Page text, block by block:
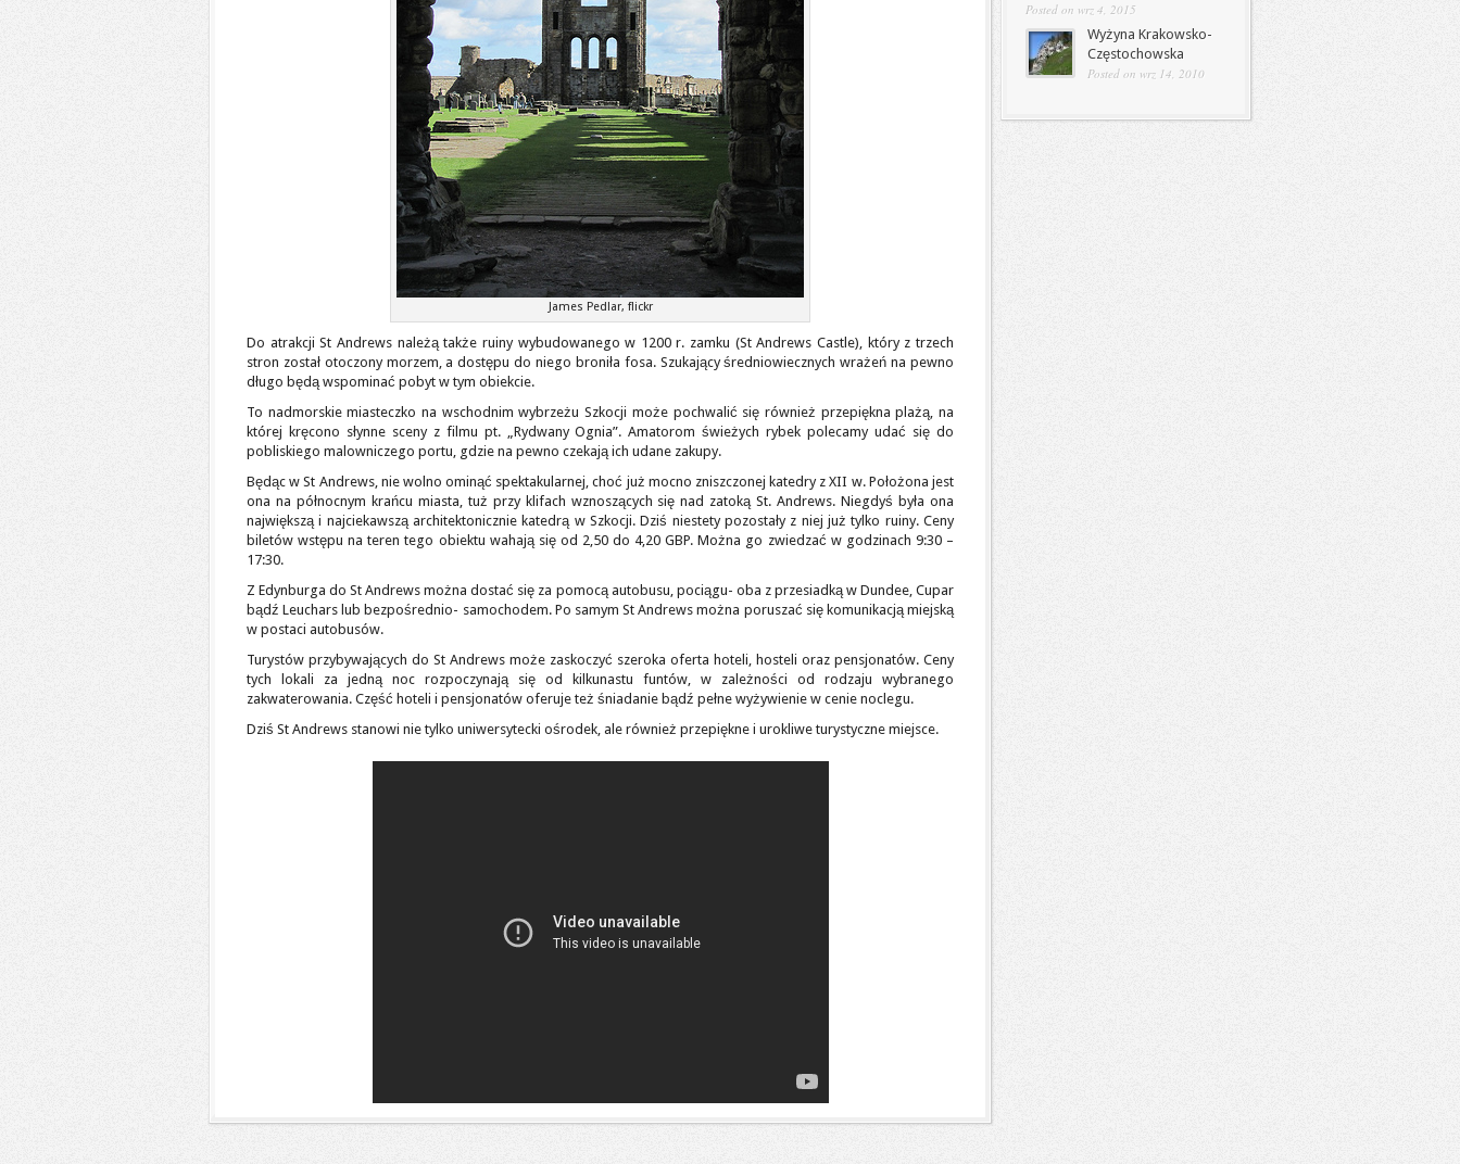
James Pedlar, flickr
Do atrakcji St Andrews należą także ruiny wybudowanego w 1200 r. zamku (St Andrews Castle), który z trzech
stron został otoczony morzem, a dostępu do niego broniła fosa. Szukający średniowiecznych wrażeń na pewno
długo będą wspominać pobyt w tym obiekcie.
To nadmorskie miasteczko na wschodnim wybrzeżu Szkocji może pochwalić się również przepiękna plażą, na
której kręcono słynne sceny z filmu pt. „Rydwany Ognia”. Amatorom świeżych rybek polecamy udać się do
pobliskiego malowniczego portu, gdzie na pewno czekają ich udane zakupy.
Będąc w St Andrews, nie wolno ominąć spektakularnej, choć już mocno zniszczonej katedry z XII w. Położona jest
ona na północnym krańcu miasta, tuż przy klifach wznoszących się nad zatoką St. Andrews. Niegdyś była ona
największą i najciekawszą architektonicznie katedrą w Szkocji. Dziś niestety pozostały z niej już tylko ruiny. Ceny
biletów wstępu na teren tego obiektu wahają się od 2,50 do 4,20 GBP. Można go zwiedzać w godzinach 9:30 –
17:30.
Z Edynburga do St Andrews można dostać się za pomocą autobusu, pociągu- oba z przesiadką w Dundee, Cupar
bądź Leuchars lub bezpośrednio- samochodem. Po samym St Andrews można poruszać się komunikacją miejską
w postaci autobusów.
Turystów przybywających do St Andrews może zaskoczyć szeroka oferta hoteli, hosteli oraz pensjonatów. Ceny
tych lokali za jedną noc rozpoczynają się od kilkunastu funtów, w zależności od rodzaju wybranego
zakwaterowania. Część hoteli i pensjonatów oferuje też śniadanie bądź pełne wyżywienie w cenie noclegu.
Dziś St Andrews stanowi nie tylko uniwersytecki ośrodek, ale również przepiękne i urokliwe turystyczne miejsce.
Posted on wrz 4, 2015
Wyżyna Krakowsko-
Częstochowska
Posted on wrz 14, 2010